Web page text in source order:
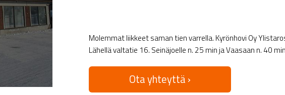
Molemmat liikkeet saman tien varrella. Kyrönhovi Oy
Lähellä valtatie 16. Seinäjoelle n. 25 min ja Vaasaan n. 40
Ota yhteyttä ›